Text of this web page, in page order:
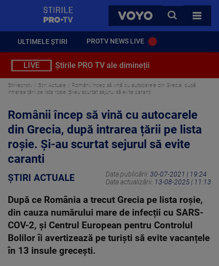
VOYO
CAUTA
TOATE
ULTIMELE ȘTIRI PROTV NEWS LIVE
LIVE Știrile PRO TV ale dimineții
Stirileprotv Știri Actuale
Românii încep să vină cu autocarele din Grecia, după
intrarea țării pe lista roșie. Și-au scurtat sejurul să evite caranti
Românii încep să vină cu autocarele
din Grecia, după intrarea țării pe lista
roșie. Și-au scurtat sejurul să evite
caranti
ȘTIRI ACTUALE Data publicării: 30-07-2021 | 19:24
Data actualizării: 13-08-2025 | 11:13
După ce România a trecut Grecia pe lista roșie,
din cauza numărului mare de infecții cu SARS-
COV-2, și Centrul European pentru Controlul
Bolilor îi avertizează pe turiști să evite vacanțele
în 13 insule grecești.